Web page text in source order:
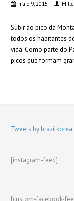
maio 9, 2015
Subir ao pico da
todos os habitantes
vida. Como parte do
picos que formam
Tweets by brazilkorea
[instagram-feed]
[custom-facebook-